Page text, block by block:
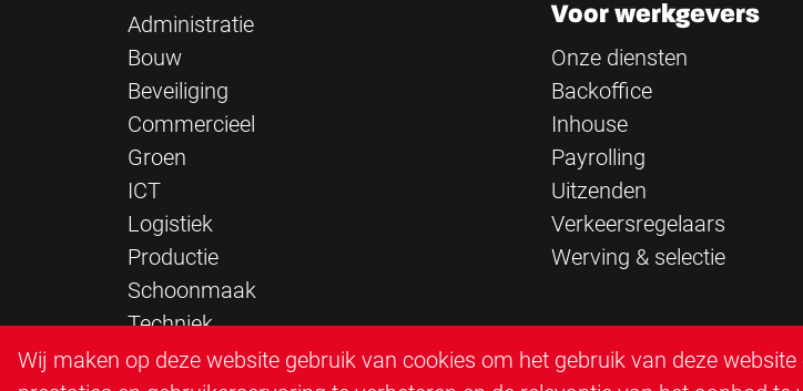
Administratie
Bouw
Beveiliging
Commercieel
Groen
ICT
Logistiek
Productie
Schoonmaak
Techniek
Verkeersregelaar
Voor werkgevers
Onze diensten
Backoffice
Inhouse
Payrolling
Uitzenden
Verkeersregelaars
Werving & selectie
Wij maken op deze website gebruik van cookies om het gebruik van deze